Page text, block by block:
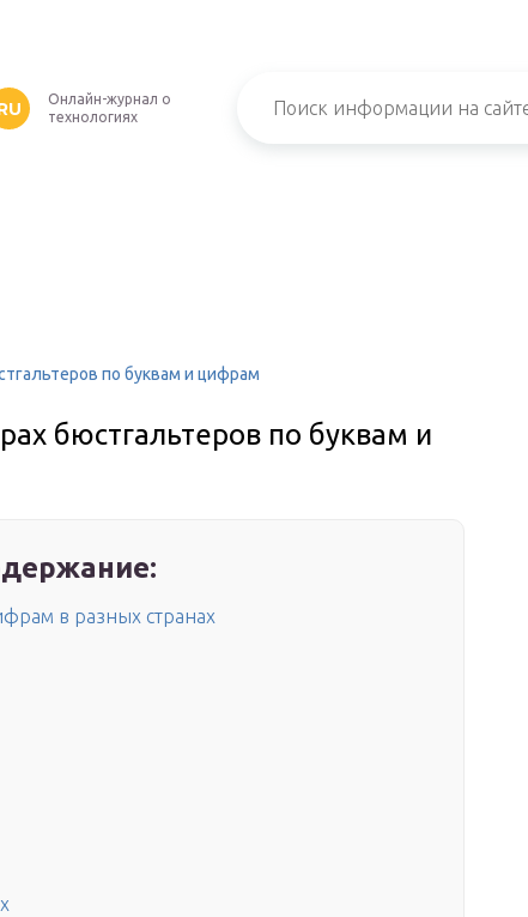
Онлайн-журнал о
технологиях
по буквам и цифрам
бюстгальтеров по буквам и
в разных странах